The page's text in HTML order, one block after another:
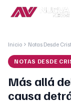
Inicio Notas Desde
NOTAS DESDE
Más allá
causa